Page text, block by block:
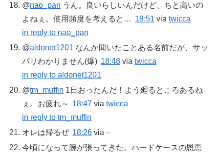
@nao_pan うん。良いらしいんだけど、ちと高いの
よねぇ。使用頻度を考えると… 18:51 viatwicca
in reply to nao_pan
@aldonet1201 なんか聞いたことある名前だが、サッ
パリわかりません(爆) 18:48 viatwicca
in reply to aldonet1201
@tm_muffin 1日おったんだ！よう廻るところあるね
ぇ。お疲れ～
18:47 viatwicca
in reply to tm_muffin
オレは帰るぜ 18:26 via –
今頃になって腕が張ってきた。ハードケースの恩恵